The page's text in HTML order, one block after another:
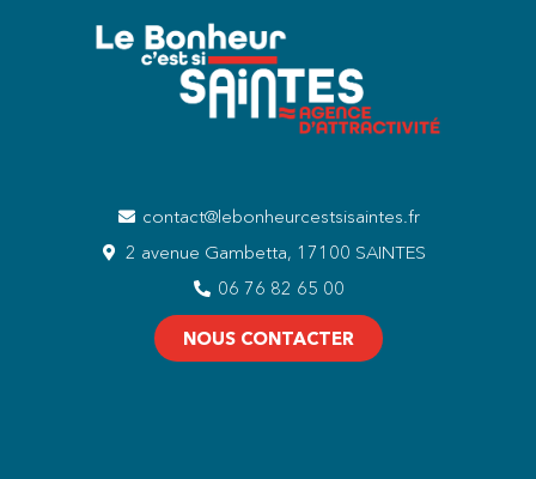
contact@lebonheurcestsisaintes.fr
2 avenue Gambetta, 17100 SAINTES
06 76 82 65 00
NOUS CONTACTER